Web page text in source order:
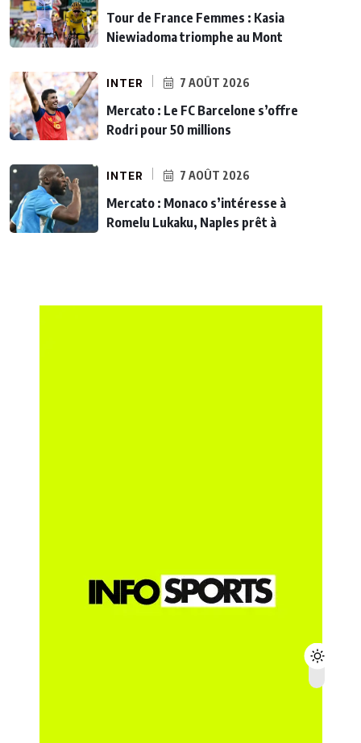
Tour de France Femmes : Kasia
Niewiadoma triomphe au Mont
INTER 7 AOÛT 2026
Mercato : Le FC Barcelone s’offre
Rodri pour 50 millions
INTER 7 AOÛT 2026
Mercato : Monaco s’intéresse à
Romelu Lukaku, Naples prêt à